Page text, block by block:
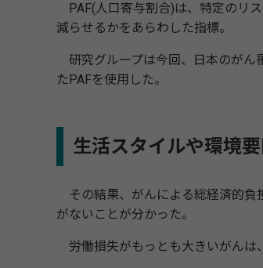
PAF(人口寄与割合)は、特定のリ
減らせるかをあらわした指標。
研究グループは今回、日本のがん
たPAFを使用した。
生活スタイルや環境
その結果、がんによる総経済的負
がないことが分かった。
労働損失がもっとも大きいがんは